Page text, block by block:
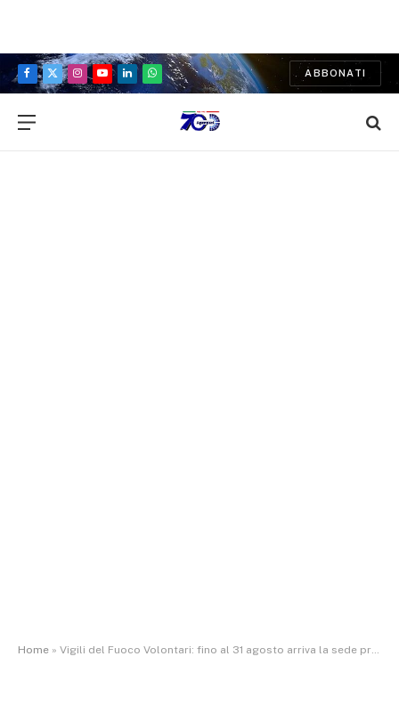
Facebook
X
Instagram
YouTubeLinkedInWhatsApp
ABBONATI
Home » Vigili del Fuoco Volontari: fino al 31 agosto arriva la sede provvisoria in Via Leone a Villamarina